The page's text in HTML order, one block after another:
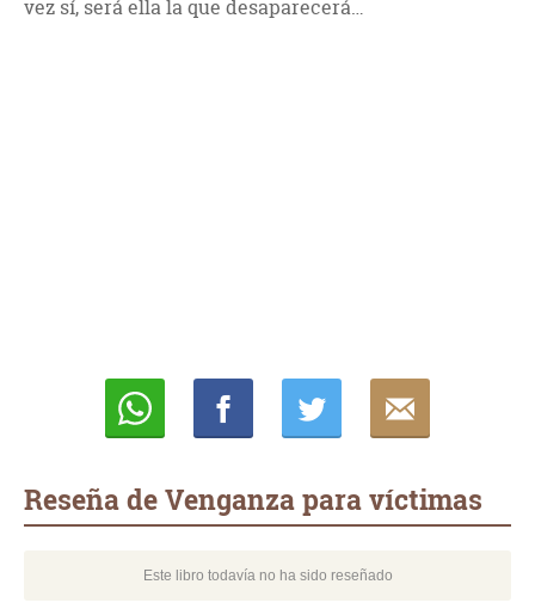
vez sí, será ella la que desaparecerá…
Reseña de Venganza para víctimas
Este libro todavía no ha sido reseñado